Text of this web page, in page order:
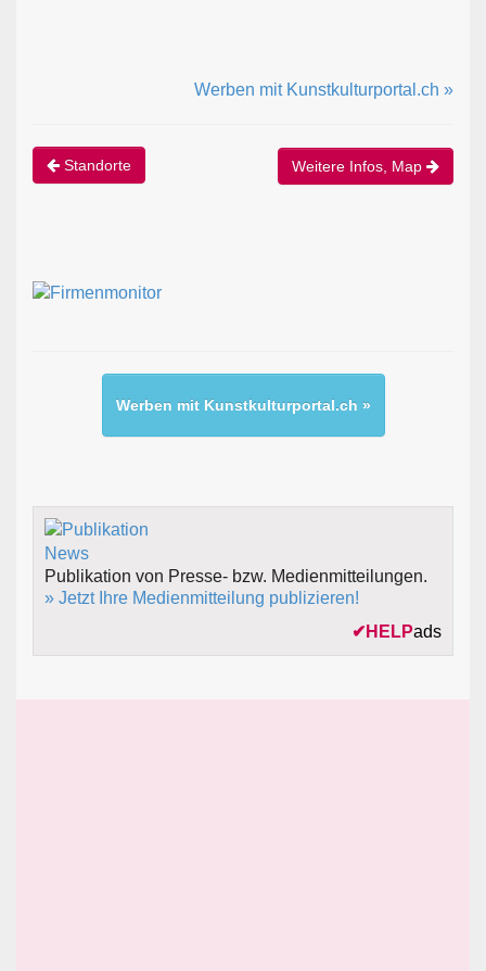
Werben mit Kunstkulturportal.ch »
Standorte Weitere Infos, Map
Werben mit Kunstkulturportal.ch »
Publikation von Presse- bzw. Medienmitteilungen.
» Jetzt Ihre Medienmitteilung publizieren!
✔ HELPads